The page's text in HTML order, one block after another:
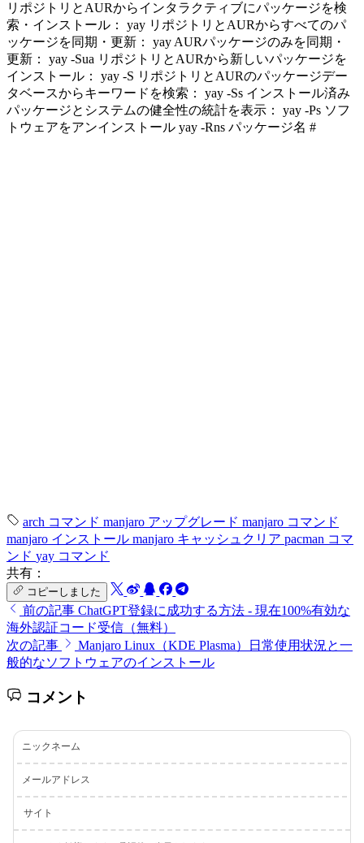
リポジトリとAURからインタラクティブにパッケージを検
索・インストール： yay リポジトリとAURからすべてのパ
ッケージを同期・更新： yay AURパッケージのみを同期・
更新： yay -Sua リポジトリとAURから新しいパッケージを
インストール： yay -S リポジトリとAURのパッケージデー
タベースからキーワードを検索： yay -Ss インストール済み
パッケージとシステムの健全性の統計を表示： yay -Ps ソフ
トウェアをアンインストール yay -Rns パッケージ名 #
arch コマンド manjaro アップグレード manjaro コマンド
manjaro インストール manjaro キャッシュクリア pacman コマ
ンド yay コマンド
共有：
コピーしました
前の記事 ChatGPT登録に成功する方法 - 現在100%有効な
海外認証コード受信（無料）
次の記事
Manjaro Linux（KDE Plasma）日常使用状況と一
般的なソフトウェアのインストール
コメント
ニックネーム
メールアドレス
サイト